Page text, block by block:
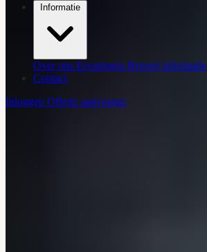
Informatie
Over ons Ervaringen Bezorg informatie
Contact
Inloggen Offerte aanvragen